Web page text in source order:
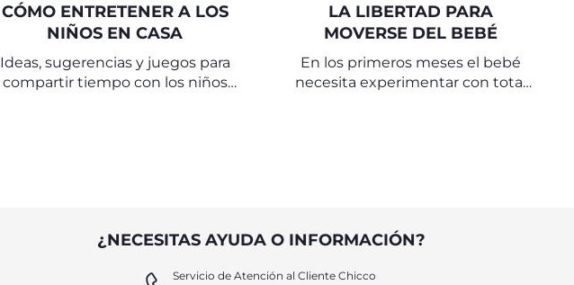
CÓMO ENTRETENER A LOS
NIÑOS EN CASA
Ideas, sugerencias y juegos para
compartir tiempo con los niños
LA LIBERTAD PARA
MOVERSE DEL BEBÉ
En los primeros meses el bebé
necesita experimentar con total
¿NECESITAS AYUDA O INFORMACIÓN?
Servicio de Atención al Cliente Chicco